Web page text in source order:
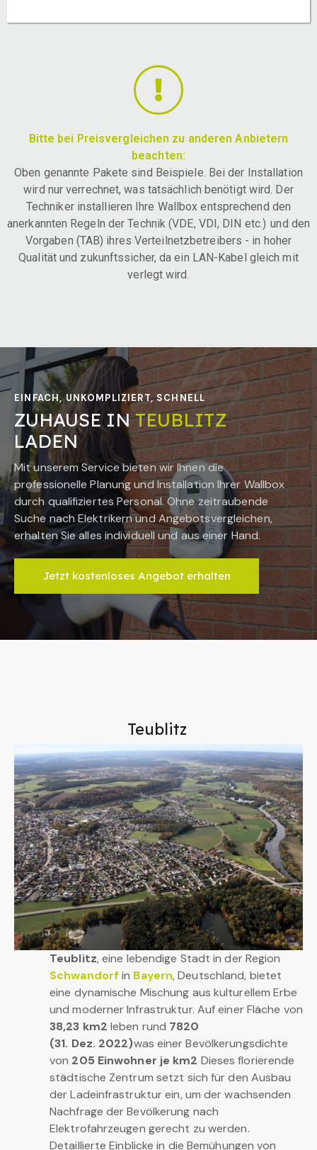
Bitte bei Preisvergleichen zu anderen Anbietern
beachten:
Oben genannte Pakete sind Beispiele. Bei der Installation
wird nur verrechnet, was tatsächlich benötigt wird. Der
Techniker installieren Ihre Wallbox entsprechend den
anerkannten Regeln der Technik (VDE, VDI, DIN etc.) und den
Vorgaben (TAB) ihres Verteilnetzbetreibers - in hoher
Qualität und zukunftssicher, da ein LAN-Kabel gleich mit
verlegt wird.
EINFACH, UNKOMPLIZIERT, SCHNELL
ZUHAUSE INTEUBLITZ
LADEN
Mit unserem Service bieten wir Ihnen die
professionelle Planung und Installation Ihrer Wallbox
durch qualifiziertes Personal. Ohne zeitraubende
Suche nach Elektrikern und Angebotsvergleichen,
erhalten Sie alles individuell und aus einer Hand.
Jetzt kostenloses Angebot erhalten
Teublitz
Teublitz, eine lebendige Stadt in der Region
Schwandorf in Bayern, Deutschland, bietet
eine dynamische Mischung aus kulturellem Erbe
und moderner Infrastruktur. Auf einer Fläche von
38,23 km2 leben rund 7820
(31. Dez. 2022)was einer Bevölkerungsdichte
von 205 Einwohner je km2 Dieses florierende
städtische Zentrum setzt sich für den Ausbau
der Ladeinfrastruktur ein, um der wachsenden
Nachfrage der Bevölkerung nach
Elektrofahrzeugen gerecht zu werden.
Detaillierte Einblicke in die Bemühungen von